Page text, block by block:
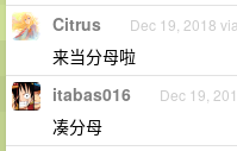
Citrus Dec 19, 2018
来当分母啦
itabas016 Dec 19,
凑分母